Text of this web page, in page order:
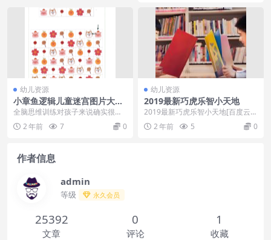
幼儿资源
小章鱼逻辑儿童迷宫图片大全
图片可打印免费资源
全脑思维训练对孩子来说确实很重
要。尤其是处于2-5岁左右的孩子
们，专注力观察力等...
2 年前 7 0
幼儿资源
2019最新巧虎乐智小天地
2019最新巧虎乐智小天地[百度云网
盘] 巧虎乐智小天地2019，1-12
月，各...
2 年前 5 0
作者信息
admin
等级 永久会员
25392
文章
0
评论
1
收藏